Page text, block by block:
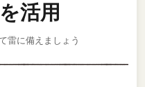
活用
雷に備えましょう